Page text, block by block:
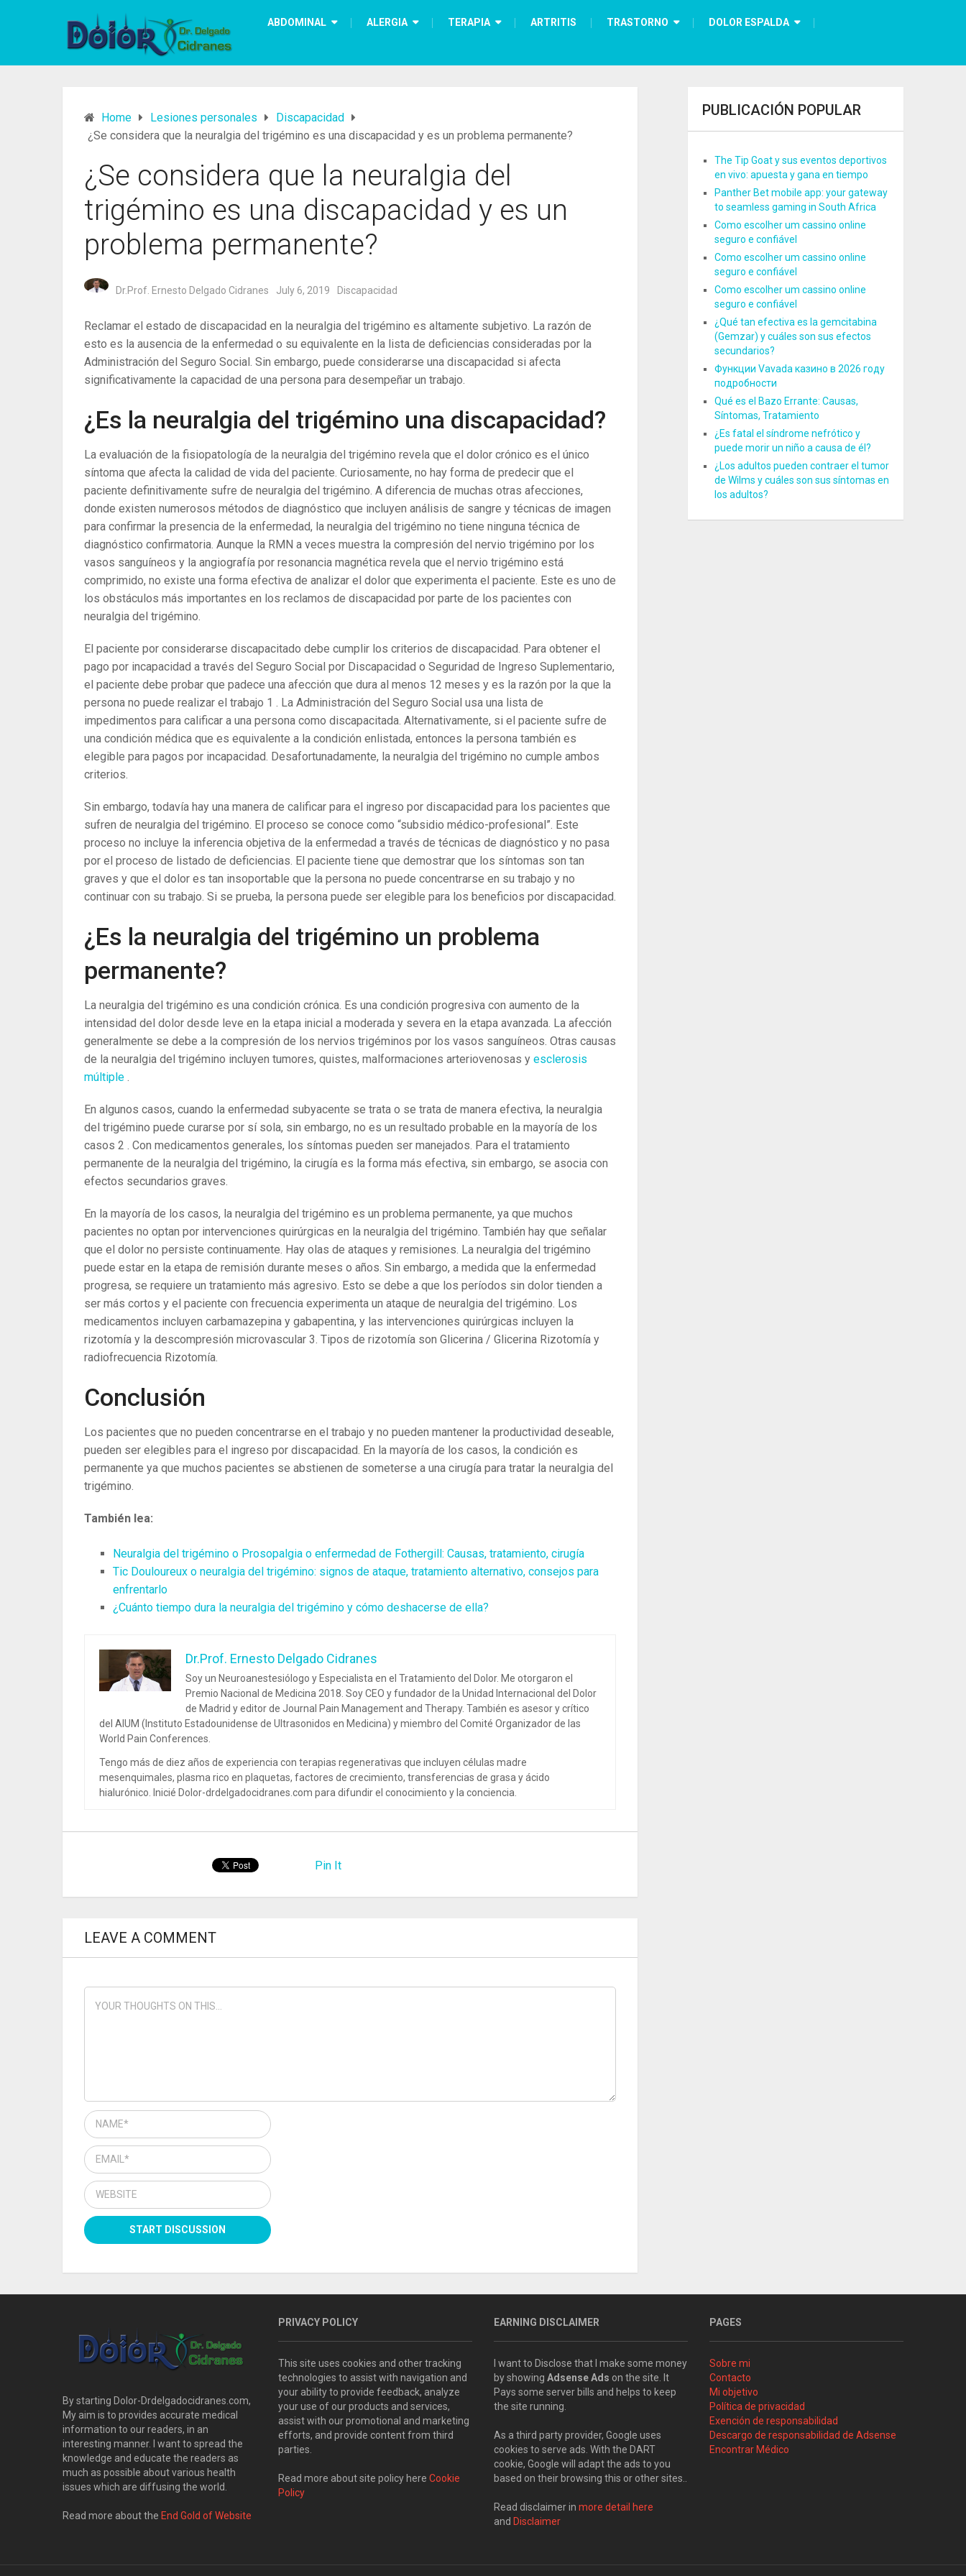
ABDOMINAL ALERGIA TERAPIA ARTRITIS TRASTORNO DOLOR ESPALDA
Home Lesiones personales
Discapacidad
¿Se considera que la neuralgia del trigémino es una discapacidad y es un problema permanente?
¿Se considera que la neuralgia del
trigémino es una discapacidad y es un
problema permanente?
Dr.Prof. Ernesto Delgado Cidranes July 6, 2019 Discapacidad
Reclamar el estado de discapacidad en la neuralgia del trigémino es altamente subjetivo. La razón de
esto es la ausencia de la enfermedad o su equivalente en la lista de deficiencias consideradas por la
Administración del Seguro Social. Sin embargo, puede considerarse una discapacidad si afecta
significativamente la capacidad de una persona para desempeñar un trabajo.
¿Es la neuralgia del trigémino una discapacidad?
La evaluación de la fisiopatología de la neuralgia del trigémino revela que el dolor crónico es el único
síntoma que afecta la calidad de vida del paciente. Curiosamente, no hay forma de predecir que el
paciente definitivamente sufre de neuralgia del trigémino. A diferencia de muchas otras afecciones,
donde existen numerosos métodos de diagnóstico que incluyen análisis de sangre y técnicas de imagen
para confirmar la presencia de la enfermedad, la neuralgia del trigémino no tiene ninguna técnica de
diagnóstico confirmatoria. Aunque la RMN a veces muestra la compresión del nervio trigémino por los
vasos sanguíneos y la angiografía por resonancia magnética revela que el nervio trigémino está
comprimido, no existe una forma efectiva de analizar el dolor que experimenta el paciente. Este es uno de
los obstáculos más importantes en los reclamos de discapacidad por parte de los pacientes con
neuralgia del trigémino.
El paciente por considerarse discapacitado debe cumplir los criterios de discapacidad. Para obtener el
pago por incapacidad a través del Seguro Social por Discapacidad o Seguridad de Ingreso Suplementario,
el paciente debe probar que padece una afección que dura al menos 12 meses y es la razón por la que la
persona no puede realizar el trabajo 1 . La Administración del Seguro Social usa una lista de
impedimentos para calificar a una persona como discapacitada. Alternativamente, si el paciente sufre de
una condición médica que es equivalente a la condición enlistada, entonces la persona también es
elegible para pagos por incapacidad. Desafortunadamente, la neuralgia del trigémino no cumple ambos
criterios.
Sin embargo, todavía hay una manera de calificar para el ingreso por discapacidad para los pacientes que
sufren de neuralgia del trigémino. El proceso se conoce como “subsidio médico-profesional”. Este
proceso no incluye la inferencia objetiva de la enfermedad a través de técnicas de diagnóstico y no pasa
por el proceso de listado de deficiencias. El paciente tiene que demostrar que los síntomas son tan
graves y que el dolor es tan insoportable que la persona no puede concentrarse en su trabajo y no
continuar con su trabajo. Si se prueba, la persona puede ser elegible para los beneficios por discapacidad.
¿Es la neuralgia del trigémino un problema
permanente?
La neuralgia del trigémino es una condición crónica. Es una condición progresiva con aumento de la
intensidad del dolor desde leve en la etapa inicial a moderada y severa en la etapa avanzada. La afección
generalmente se debe a la compresión de los nervios trigéminos por los vasos sanguíneos. Otras causas
de la neuralgia del trigémino incluyen tumores, quistes, malformaciones arteriovenosas y esclerosis
múltiple .
En algunos casos, cuando la enfermedad subyacente se trata o se trata de manera efectiva, la neuralgia
del trigémino puede curarse por sí sola, sin embargo, no es un resultado probable en la mayoría de los
casos 2 . Con medicamentos generales, los síntomas pueden ser manejados. Para el tratamiento
permanente de la neuralgia del trigémino, la cirugía es la forma más efectiva, sin embargo, se asocia con
efectos secundarios graves.
En la mayoría de los casos, la neuralgia del trigémino es un problema permanente, ya que muchos
pacientes no optan por intervenciones quirúrgicas en la neuralgia del trigémino. También hay que señalar
que el dolor no persiste continuamente. Hay olas de ataques y remisiones. La neuralgia del trigémino
puede estar en la etapa de remisión durante meses o años. Sin embargo, a medida que la enfermedad
progresa, se requiere un tratamiento más agresivo. Esto se debe a que los períodos sin dolor tienden a
ser más cortos y el paciente con frecuencia experimenta un ataque de neuralgia del trigémino. Los
medicamentos incluyen carbamazepina y gabapentina, y las intervenciones quirúrgicas incluyen la
rizotomía y la descompresión microvascular 3. Tipos de rizotomía son Glicerina / Glicerina Rizotomía y
radiofrecuencia Rizotomía.
Conclusión
Los pacientes que no pueden concentrarse en el trabajo y no pueden mantener la productividad deseable,
pueden ser elegibles para el ingreso por discapacidad. En la mayoría de los casos, la condición es
permanente ya que muchos pacientes se abstienen de someterse a una cirugía para tratar la neuralgia del
trigémino.
También lea:
Neuralgia del trigémino o Prosopalgia o enfermedad de Fothergill: Causas, tratamiento, cirugía
Tic Douloureux o neuralgia del trigémino: signos de ataque, tratamiento alternativo, consejos para
enfrentarlo
¿Cuánto tiempo dura la neuralgia del trigémino y cómo deshacerse de ella?
Dr.Prof. Ernesto Delgado Cidranes
Soy un Neuroanestesiólogo y Especialista en el Tratamiento del Dolor. Me otorgaron el
Premio Nacional de Medicina 2018. Soy CEO y fundador de la Unidad Internacional del Dolor
de Madrid y editor de Journal Pain Management and Therapy. También es asesor y crítico
del AIUM (Instituto Estadounidense de Ultrasonidos en Medicina) y miembro del Comité Organizador de las
World Pain Conferences.
Tengo más de diez años de experiencia con terapias regenerativas que incluyen células madre
mesenquimales, plasma rico en plaquetas, factores de crecimiento, transferencias de grasa y ácido
hialurónico. Inicié Dolor-drdelgadocidranes.com para difundir el conocimiento y la conciencia.
Pin It
LEAVE A COMMENT
PUBLICACIÓN POPULAR
The Tip Goat y sus eventos deportivos
en vivo: apuesta y gana en tiempo
Panther Bet mobile app: your gateway
to seamless gaming in South Africa
Como escolher um cassino online
seguro e confiável
Como escolher um cassino online
seguro e confiável
Como escolher um cassino online
seguro e confiável
¿Qué tan efectiva es la gemcitabina
(Gemzar) y cuáles son sus efectos
secundarios?
Функции Vavada казино в 2026 году
подробности
Qué es el Bazo Errante: Causas,
Síntomas, Tratamiento
¿Es fatal el síndrome nefrótico y
puede morir un niño a causa de él?
¿Los adultos pueden contraer el tumor
de Wilms y cuáles son sus síntomas en
los adultos?
By starting Dolor-Drdelgadocidranes.com,
My aim is to provides accurate medical
information to our readers, in an
interesting manner. I want to spread the
knowledge and educate the readers as
much as possible about various health
issues which are diffusing the world.
Read more about the End Gold of Website
PRIVACY POLICY
This site uses cookies and other tracking
technologies to assist with navigation and
your ability to provide feedback, analyze
your use of our products and services,
assist with our promotional and marketing
efforts, and provide content from third
parties.
Read more about site policy here Cookie
Policy
EARNING DISCLAIMER
I want to Disclose that I make some money
by showing Adsense Ads on the site. It
Pays some server bills and helps to keep
the site running.
As a third party provider, Google uses
cookies to serve ads. With the DART
cookie, Google will adapt the ads to you
based on their browsing this or other sites..
Read disclaimer in more detail here
and Disclaimer
PAGES
Sobre mi
Contacto
Mi objetivo
Política de privacidad
Exención de responsabilidad
Descargo de responsabilidad de Adsense
Encontrar Médico